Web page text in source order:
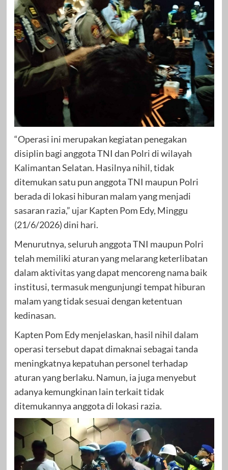
“Operasi ini merupakan kegiatan penegakan
disiplin bagi anggota TNI dan Polri di wilayah
Kalimantan Selatan. Hasilnya nihil, tidak
ditemukan satu pun anggota TNI maupun Polri
berada di lokasi hiburan malam yang menjadi
sasaran razia,” ujar Kapten Pom Edy, Minggu
(21/6/2026) dini hari.
Menurutnya, seluruh anggota TNI maupun Polri
telah memiliki aturan yang melarang keterlibatan
dalam aktivitas yang dapat mencoreng nama baik
institusi, termasuk mengunjungi tempat hiburan
malam yang tidak sesuai dengan ketentuan
kedinasan.
Kapten Pom Edy menjelaskan, hasil nihil dalam
operasi tersebut dapat dimaknai sebagai tanda
meningkatnya kepatuhan personel terhadap
aturan yang berlaku. Namun, ia juga menyebut
adanya kemungkinan lain terkait tidak
ditemukannya anggota di lokasi razia.